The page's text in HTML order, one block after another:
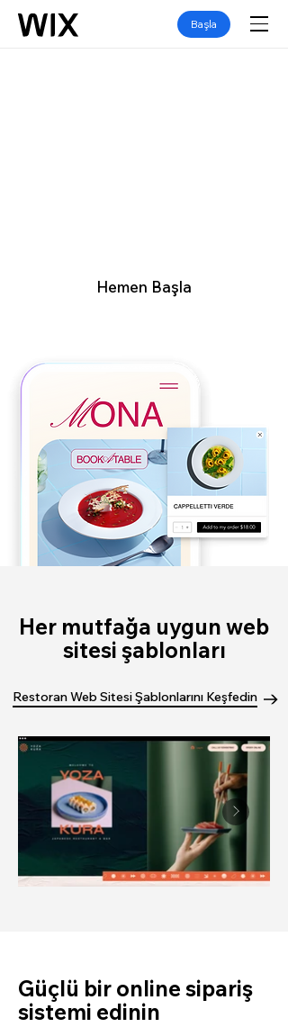
Başla
Hemen Başla
Her mutfağa uygun web
sitesi şablonları
Restoran Web Sitesi Şablonlarını Keşfedin
Güçlü bir online sipariş
sistemi edinin